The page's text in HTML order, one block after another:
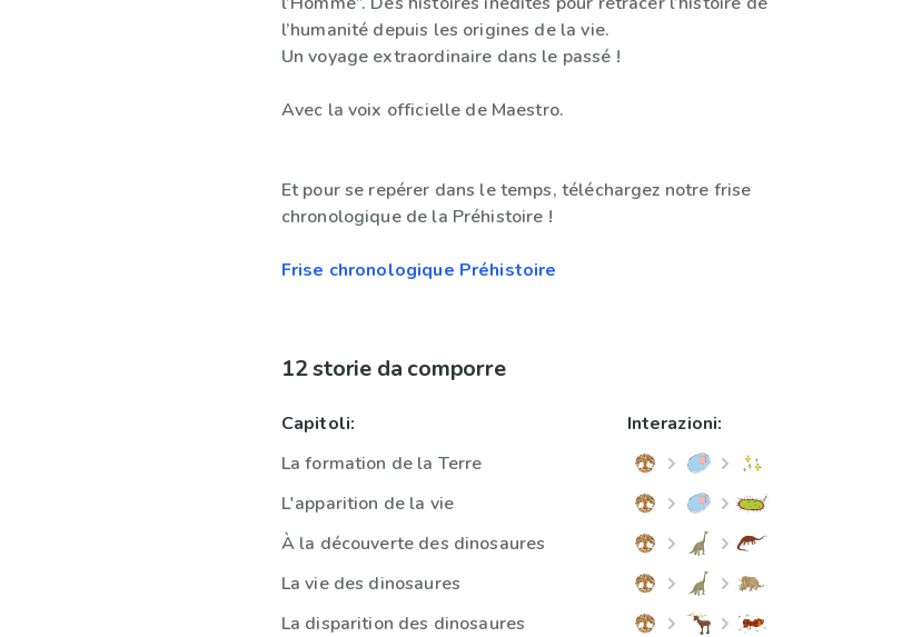
l’humanité depuis les origines de la vie.
Un voyage extraordinaire dans le passé !
Avec la voix officielle de Maestro.
Et pour se repérer dans le temps, téléchargez notre frise
chronologique de la Préhistoire !
Frise chronologique Préhistoire
12 storie da comporre
Capitoli:
La formation de la Terre
L'apparition de la vie
À la découverte des dinosaures
La vie des dinosaures
La disparition des dinosaures
Interazioni: